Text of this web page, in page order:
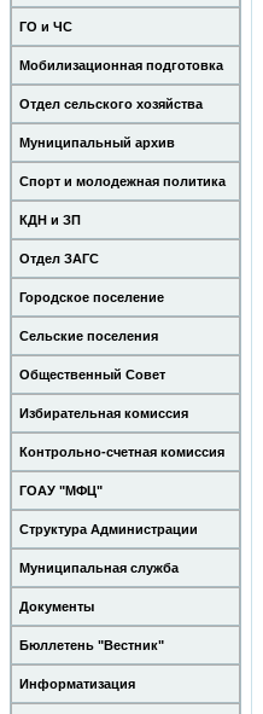
ГО и ЧС
Мобилизационная подготовка
Отдел сельского хозяйства
Муниципальный архив
Спорт и молодежная политика
КДН и ЗП
Отдел ЗАГС
Городское поселение
Сельские поселения
Общественный Совет
Избирательная комиссия
Контрольно-счетная комиссия
ГОАУ "МФЦ"
Структура Администрации
Муниципальная служба
Документы
Бюллетень "Вестник"
Информатизация